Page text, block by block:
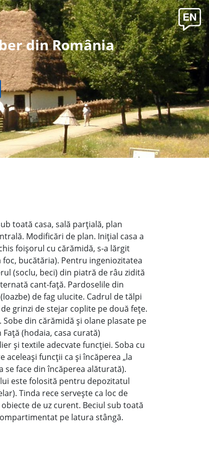
din România
toată casa, sală parţială, plan
Modificări de plan. Iniţial casa a
foişorul cu cărămidă, s-a lărgit
bucătăria). Pentru ingeniozitatea
(soclu, beci) din piatră de râu zidită
cant-faţă. Pardoselile din
de fag ulucite. Cadrul de tălpi
grinzi de stejar coplite pe două feţe.
din cărămidă şi olane plasate pe
(hodaia, casa curată)
şi textile adecvate funcţiei. Soba cu
aceleaşi funcţii ca şi încăperea „la
se face din încăperea alăturată).
este folosită pentru depozitatul
Tinda rece serveşte ca loc de
de uz curent. Beciul sub toată
pe latura stângă.